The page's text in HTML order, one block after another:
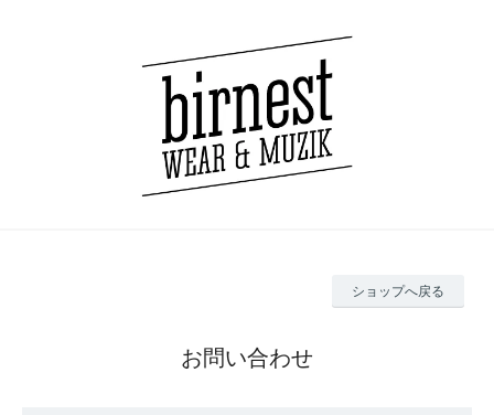
ショップへ戻る
お問い合わせ